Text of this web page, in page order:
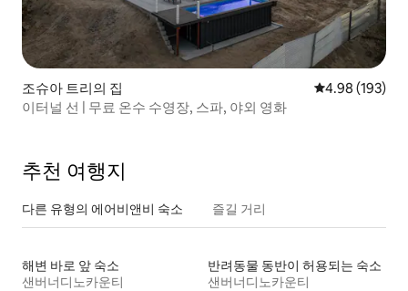
조슈아 트리의 집 평점 4.98점(5
4.98 (193)
이터널 선 | 무료 온수 수영장, 스파, 야외 영화
추천 여행지
다른 유형의 에어비앤비 숙소 즐길 거리
해변 바로 앞 숙소
샌버너디노카운티
반려동물 동반이 허용되는 숙소
샌버너디노카운티